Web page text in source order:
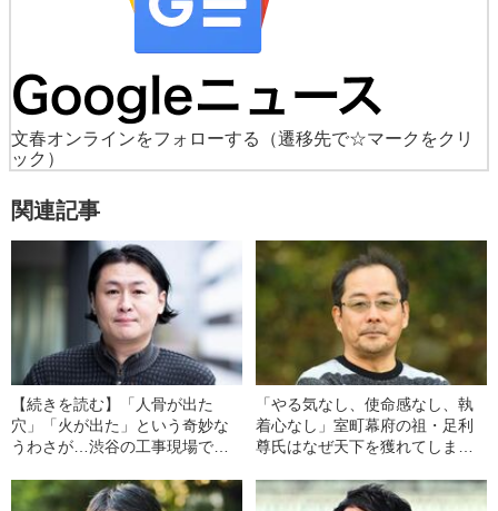
文春オンラインをフォローする
（遷移先で☆マークをクリ
ック）
関連記事
【続きを読む】「人骨が出た
穴」「火が出た」という奇妙な
うわさが…渋谷の工事現場で起
賞候補作》
「やる気なし、使命感なし、執
着心なし」室町幕府の祖・足利
尊氏はなぜ天下を獲れてしまっ